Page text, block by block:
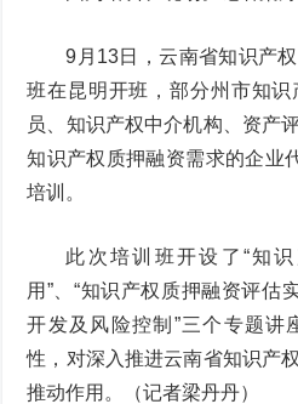
9月13日，云南省知识产
班在昆明开班，部分州市知识
员、知识产权中介机构、资产
知识产权质押融资需求的企业
培训。
此次培训班开设了“知
用”、“知识产权质押融资评估
开发及风险控制”三个专题讲
性，对深入推进云南省知识产
推动作用。（记者梁丹丹）